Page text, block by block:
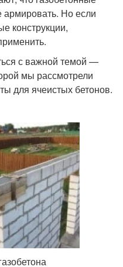
армировать. Но если
конструкции,
с важной темой —
мы рассмотрели
для ячеистых бетонов.